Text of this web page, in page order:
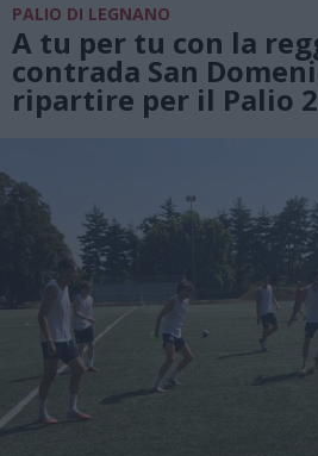
PALIO DI LEGNANO
A tu per tu con la
contrada San
ripartire per il Palio